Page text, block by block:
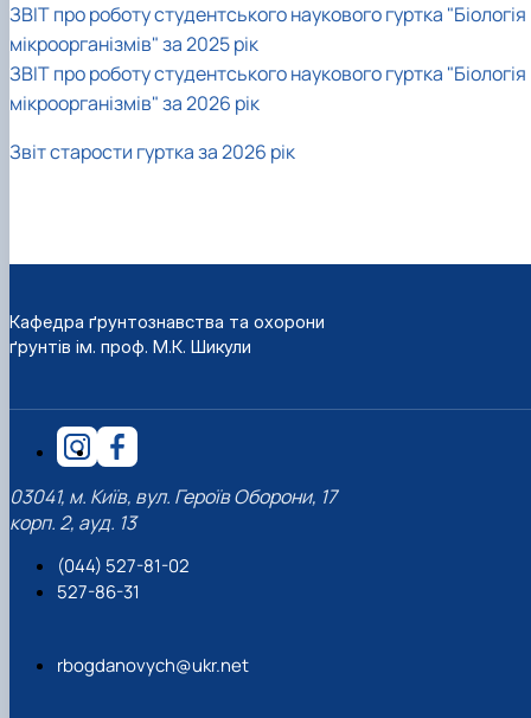
ЗВІТ про роботу студентського наукового гуртка "Біологія
мікроорганізмів" за 2025 рік
ЗВІТ про роботу студентського наукового гуртка "Біологія
мікроорганізмів" за 2026 рік
Звіт старости гуртка за 2026 рік
Кафедра ґрунтознавства та охорони
ґрунтів ім. проф. М.К. Шикули
03041, м. Київ, вул. Героїв Оборони, 17
корп. 2, ауд. 13
(044) 527-81-02
527-86-31
rbogdanovych@ukr.net